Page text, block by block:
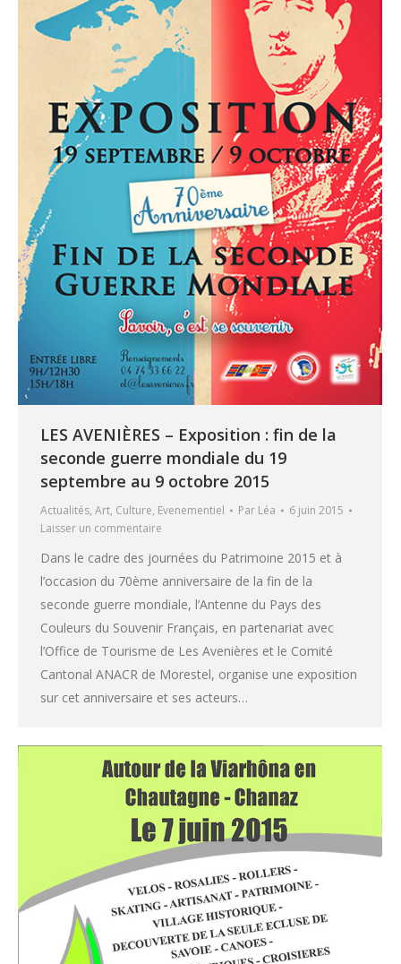
LES AVENIÈRES – Exposition : fin de la
seconde guerre mondiale du 19
septembre au 9 octobre 2015
Actualités, Art, Culture, Evenementiel Par Léa
6 juin 2015
Laisser un commentaire
Dans le cadre des journées du Patrimoine 2015 et à
l’occasion du 70ème anniversaire de la fin de la
seconde guerre mondiale, l’Antenne du Pays des
Couleurs du Souvenir Français, en partenariat avec
l’Office de Tourisme de Les Avenières et le Comité
Cantonal ANACR de Morestel, organise une exposition
sur cet anniversaire et ses acteurs…